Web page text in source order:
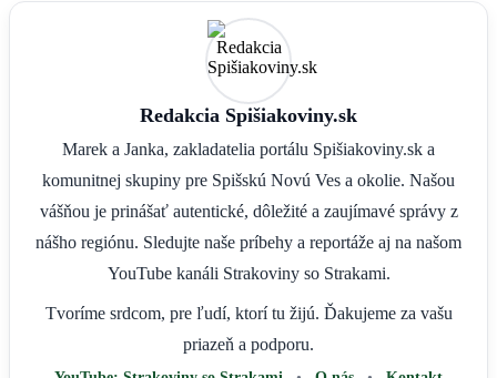
Redakcia Spišiakoviny.sk
Marek a Janka, zakladatelia portálu Spišiakoviny.sk a
komunitnej skupiny pre Spišskú Novú Ves a okolie. Našou
vášňou je prinášať autentické, dôležité a zaujímavé správy z
nášho regiónu. Sledujte naše príbehy a reportáže aj na našom
YouTube kanáli Strakoviny so Strakami.
Tvoríme srdcom, pre ľudí, ktorí tu žijú. Ďakujeme za vašu
priazeň a podporu.